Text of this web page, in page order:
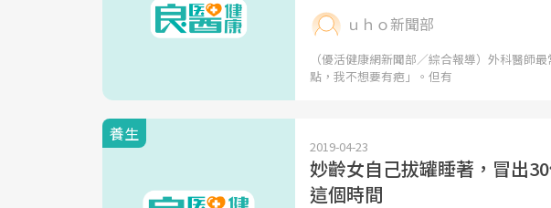
ｕｈｏ新聞部
（優活健康網新聞部／綜合報導）外科醫師
點，我不想要有疤」。但有
養生
2019-04-23
妙齡女自己拔罐睡著，冒出
這個時間